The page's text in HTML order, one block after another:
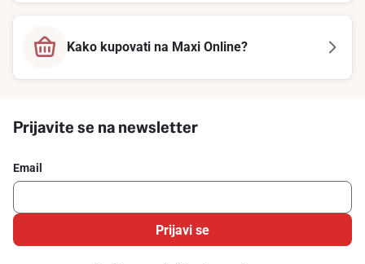
Kako kupovati na Maxi Online?
Prijavite se na newsletter
Email
Prijavi se